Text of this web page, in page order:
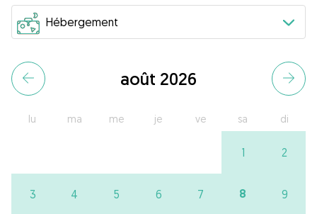
août 2026
lu ma me je ve sa di
1 2
3 4 5 6 7 8 9